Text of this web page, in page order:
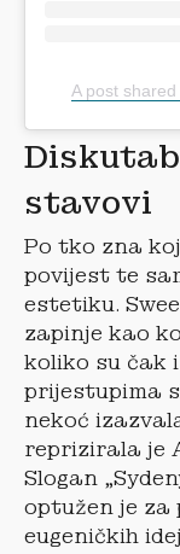
A post
stavovi
Po tko zna
povijest te
estetiku.
zapinje kao
koliko su čak
prijestupima
nekoć
reprizirala je
Slogan
optužen je za
eugeničkih